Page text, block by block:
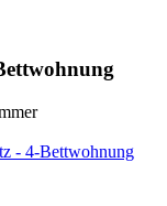
- 4-Bettwohnung